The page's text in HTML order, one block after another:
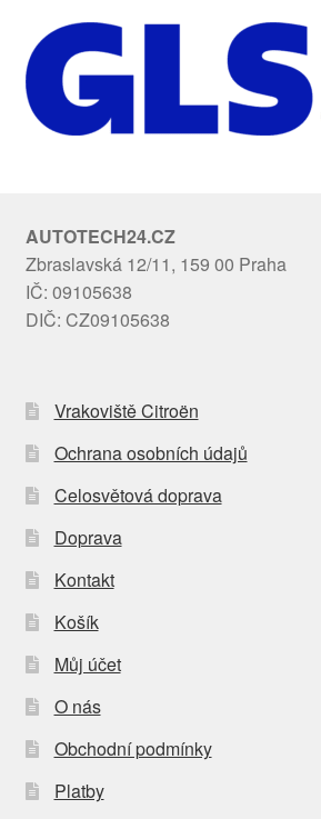
AUTOTECH24.CZ
Zbraslavská 12/11, 159 00 Praha
IČ: 09105638
DIČ: CZ09105638
Vrakoviště Citroën
Ochrana osobních údajů
Celosvětová doprava
Doprava
Kontakt
Košík
Můj účet
O nás
Obchodní podmínky
Platby